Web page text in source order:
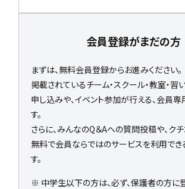
会員登録がまだの方
まずは、無料会員登録からお進みください。
掲載されているチーム・スクール・教室・
申し込みや、イベント参加が行える、会員
す。
さらに、みんなのQ＆Aへの質問投稿や、ク
無料で会員ならではのサービスを利用でき
す。
※ 中学生以下の方は、必ず、保護者の方に